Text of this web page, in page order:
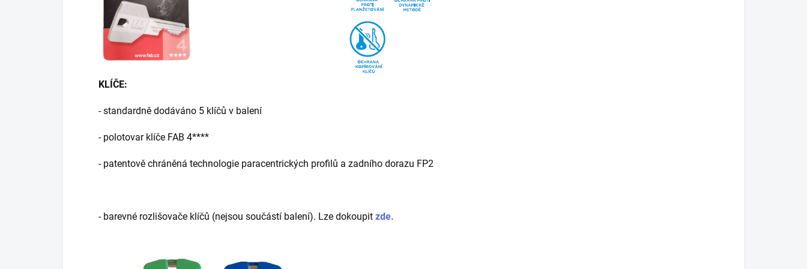
KLÍČE:
- standardně dodáváno 5 klíčů v balení
- polotovar klíče FAB 4****
- patentově chráněná technologie paracentrických profilů a zadního dorazu FP2
- barevné rozlišovače klíčů (nejsou součástí balení). Lze dokoupit zde.